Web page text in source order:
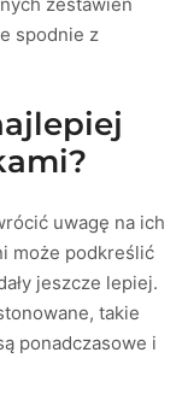
spodnie z
uwagę na ich
może podkreślić
jeszcze lepiej.
takie
ponadczasowe i